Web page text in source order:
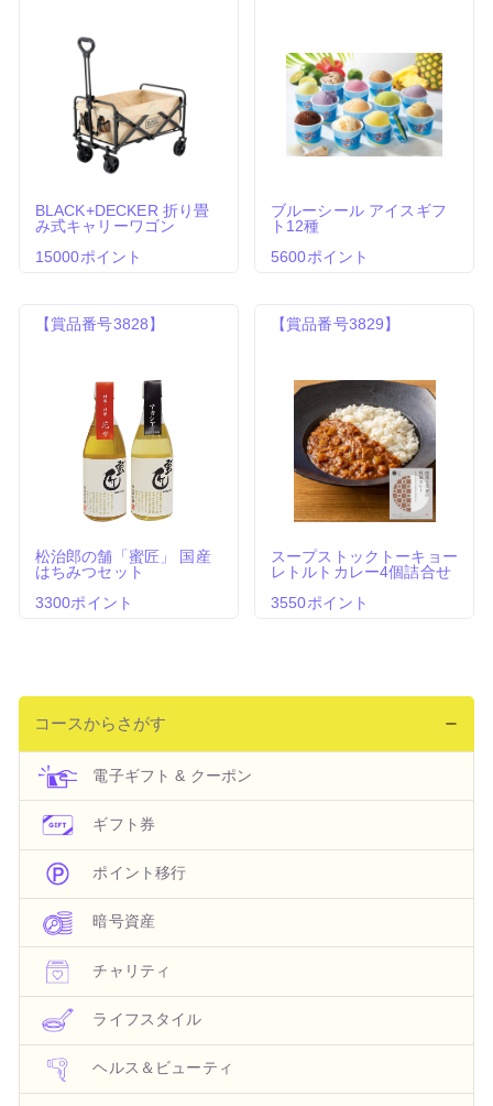
BLACK+DECKER 折り畳
み式キャリーワゴン
15000ポイント
ブルーシール アイスギフ
ト12種
5600ポイント
【賞品番号3828】
松治郎の舗「蜜匠」 国産
はちみつセット
3300ポイント
【賞品番号3829】
スープストックトーキョー
レトルトカレー4個詰合せ
3550ポイント
コースからさがす
電子ギフト & クーポン
ギフト券
ポイント移行
暗号資産
チャリティ
ライフスタイル
ヘルス＆ビューティ